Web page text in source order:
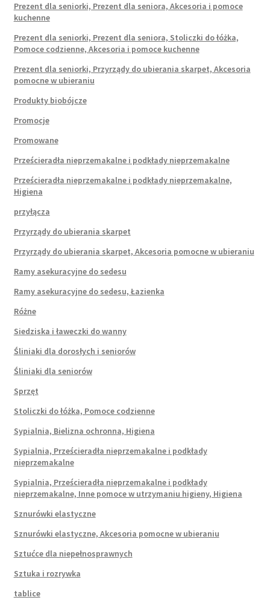
Prezent dla seniorki, Prezent dla seniora, Akcesoria i pomoce
kuchenne
Prezent dla seniorki, Prezent dla seniora, Stoliczki do łóżka,
Pomoce codzienne, Akcesoria i pomoce kuchenne
Prezent dla seniorki, Przyrządy do ubierania skarpet, Akcesoria
pomocne w ubieraniu
Produkty biobójcze
Promocje
Promowane
Prześcieradła nieprzemakalne i podkłady nieprzemakalne
Prześcieradła nieprzemakalne i podkłady nieprzemakalne,
Higiena
przyłącza
Przyrządy do ubierania skarpet
Przyrządy do ubierania skarpet, Akcesoria pomocne w ubieraniu
Ramy asekuracyjne do sedesu
Ramy asekuracyjne do sedesu, Łazienka
Różne
Siedziska i ławeczki do wanny
Śliniaki dla dorosłych i seniorów
Śliniaki dla seniorów
Sprzęt
Stoliczki do łóżka, Pomoce codzienne
Sypialnia, Bielizna ochronna, Higiena
Sypialnia, Prześcieradła nieprzemakalne i podkłady
nieprzemakalne
Sypialnia, Prześcieradła nieprzemakalne i podkłady
nieprzemakalne, Inne pomoce w utrzymaniu higieny, Higiena
Sznurówki elastyczne
Sznurówki elastyczne, Akcesoria pomocne w ubieraniu
Sztućce dla niepełnosprawnych
Sztuka i rozrywka
tablice